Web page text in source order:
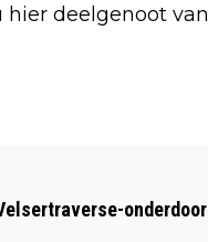
deelgenoot
IN